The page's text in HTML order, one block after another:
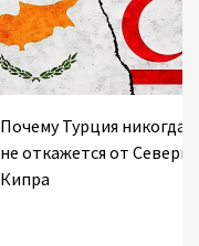
Почему Турция никогда
не откажется от
Кипра